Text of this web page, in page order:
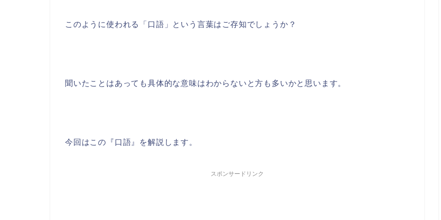
このように使われる「口語」という言葉はご存知でしょうか？
聞いたことはあっても具体的な意味はわからないと方も多いかと思います。
今回はこの『口語』を解説します。
スポンサードリンク